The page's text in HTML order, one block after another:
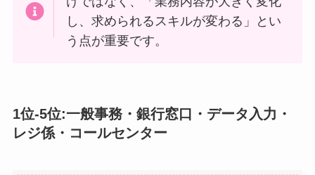
し、求められるスキルが変わる」とい
う点が重要です。
1位-5位:一般事務・銀行窓口・データ入力・
レジ係・コールセンター